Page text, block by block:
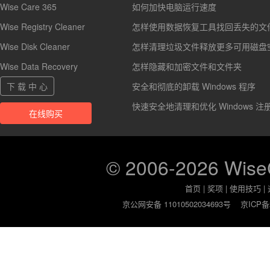
Wise Care 365
Wise Registry Cleaner
Wise Disk Cleaner
Wise Data Recovery
下 载 中 心
在线购买
如何加快电脑运行速度
怎样使用数据恢复工具找回丢失的文
怎样清理垃圾文件释放更多可用磁盘
怎样隐藏和加密文件和文件夹
安全和彻底的卸载 Windows 程序
快速安全地清理和优化 Windows 注
© 2006-2026
首页 |奖项 |使用技巧 |
京公网安备 11010502034693号
京ICP